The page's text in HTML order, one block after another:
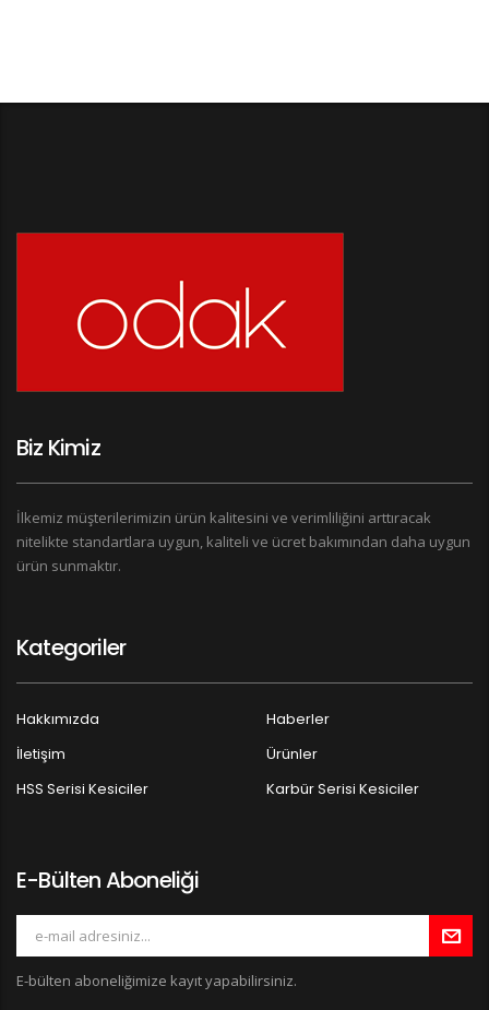
Biz Kimiz
İlkemiz müşterilerimizin ürün kalitesini ve verimliliğini arttıracak
nitelikte standartlara uygun, kaliteli ve ücret bakımından daha uygun
ürün sunmaktır.
Kategoriler
Hakkımızda
Haberler
İletişim
Ürünler
HSS Serisi Kesiciler
Karbür Serisi Kesiciler
E-Bülten Aboneliği
E-bülten aboneliğimize kayıt yapabilirsiniz.